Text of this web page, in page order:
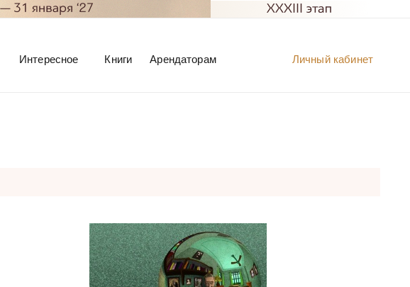
Личный кабинет
Интересное Книги Арендаторам